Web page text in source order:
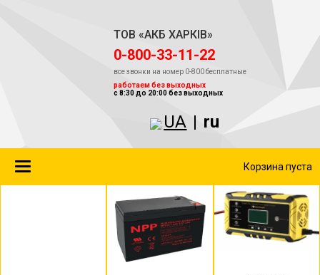
ТОВ «АКБ ХАРКІВ»
‎0-800-33-11-22
все звонки на номер 0-800 бесплатные
работаем без выходных
с 8:30 до 20:00 без выходных
UA | ru
Toggle
Корзина пуста